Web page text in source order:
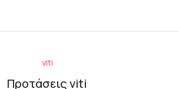
viti
Προτάσεις viti